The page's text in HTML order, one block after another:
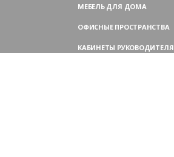
МЕБЕЛЬ ДЛЯ ДОМА
ОФИСНЫЕ ПРОСТРАНСТВА
КАБИНЕТЫ РУКОВОДИТЕЛЯ